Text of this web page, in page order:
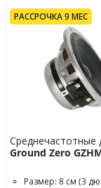
РАССРОЧКА 9 МЕС
Среднечастотные
Ground Zero
Размер: 8 см (3